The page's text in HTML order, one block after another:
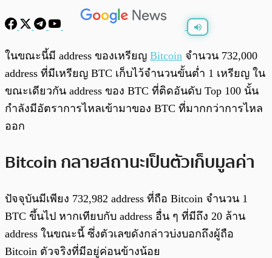
พร้อมเล่น
ในขณะนี้มี address ของเหรียญ Bitcoin จำนวน 732,000
address ที่มีเหรียญ BTC เก็บไว้จำนวนขั้นต่ำ 1 เหรียญ ใน
ขณะเดียวกัน address ของ BTC ที่ติดอันดับ Top 100 นั้น
กำลังมีอัตราการไหลเข้ามาของ BTC ที่มากกว่าการไหล
ออก
Bitcoin กลายสถานะเป็นตัวเก็บมูลค่า
ปัจจุบันมีเพียง 732,982 address ที่ถือ Bitcoin จำนวน 1
BTC ขึ้นไป หากเทียบกับ address อื่น ๆ ที่มีถึง 20 ล้าน
address ในขณะนี้ ซึ่งตัวเลขดังกล่าวบ่งบอกถึงผู้ถือ
Bitcoin ตัวจริงที่มีอยู่ค่อนข้างน้อย